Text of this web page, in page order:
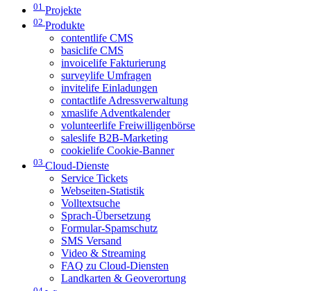
01 Projekte
02 Produkte
contentlife CMS
basiclife CMS
invoicelife Fakturierung
surveylife Umfragen
invitelife Einladungen
contactlife Adressverwaltung
xmaslife Adventkalender
volunteerlife Freiwilligenbörse
saleslife B2B-Marketing
cookielife Cookie-Banner
03 Cloud-Dienste
Service Tickets
Webseiten-Statistik
Volltextsuche
Sprach-Übersetzung
Formular-Spamschutz
SMS Versand
Video & Streaming
FAQ zu Cloud-Diensten
Landkarten & Geoverortung